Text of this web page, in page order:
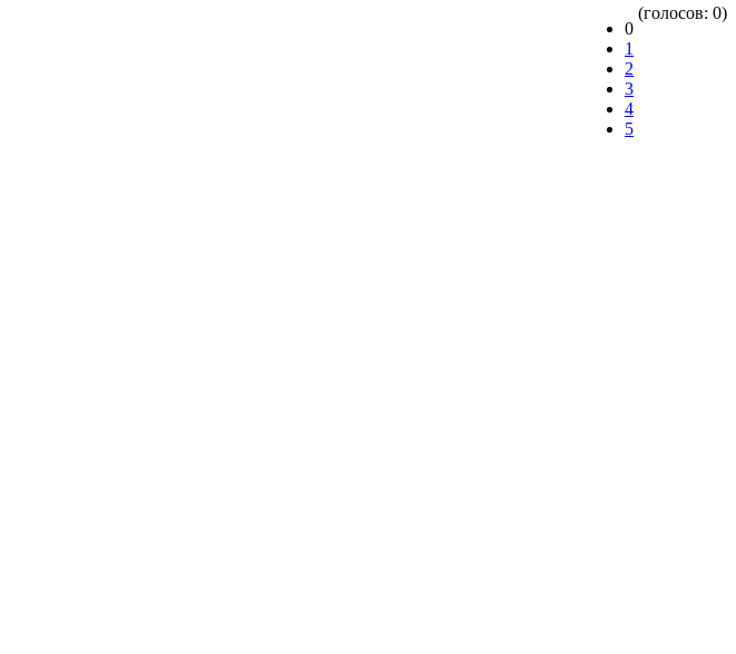
0
1
2
3
4
5
(голосов: 0)